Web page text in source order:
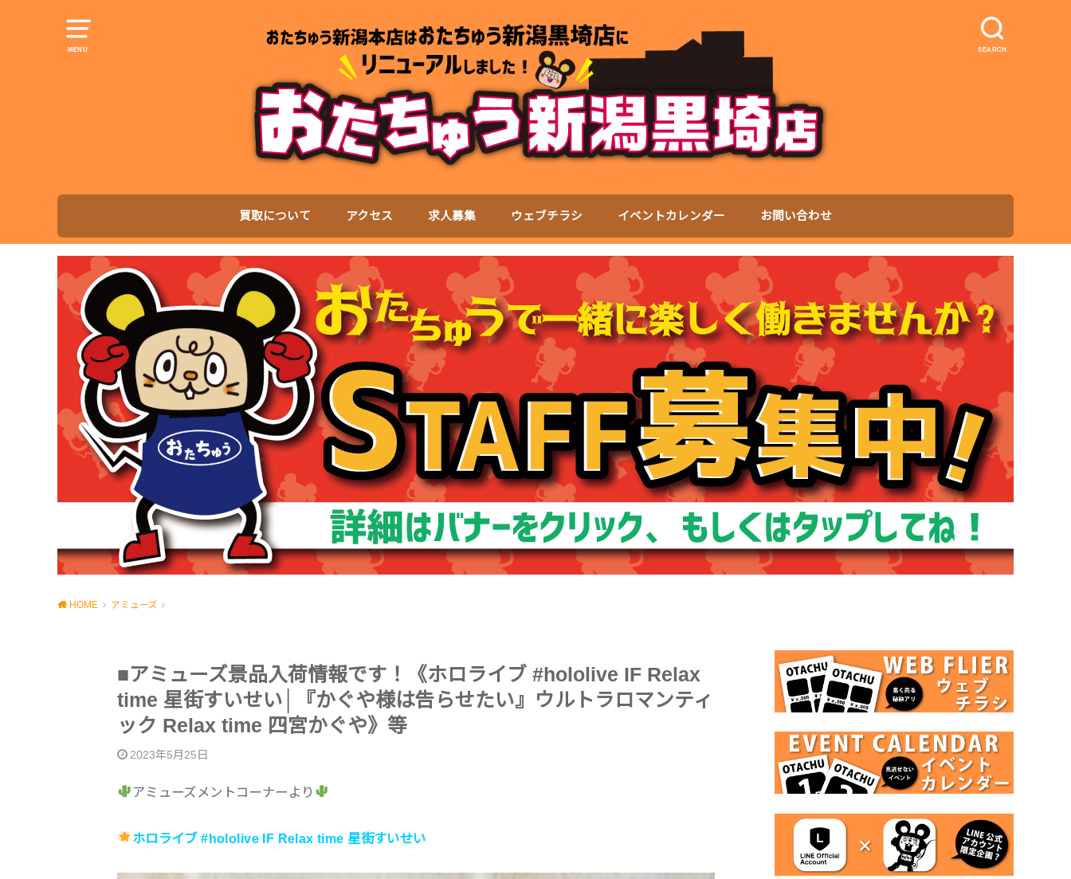
MENU SEARCH
買取について アクセス 求人募集 ウェブチラシ イベントカレンダー お問い合わせ
HOME アミューズ
■アミューズ景品入荷情報です！《ホロライブ #hololive IF Relax
time 星街すいせい│『かぐや様は告らせたい』ウルトラロマンティ
ック Relax time 四宮かぐや》等
2023年5月25日
アミューズメントコーナーより
ホロライブ #hololive IF Relax time 星街すいせい